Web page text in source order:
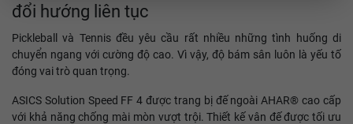
đổi hướng liên tục
Pickleball và Tennis đều yêu cầu rất nhiều những tình huống di
chuyển ngang với cường độ cao. Vì vậy, độ bám sân luôn là yếu tố
đóng vai trò quan trọng.
ASICS Solution Speed FF 4 được trang bị đế ngoài AHAR® cao cấp
với khả năng chống mài mòn vượt trội. Thiết kế vân đế được tối ưu